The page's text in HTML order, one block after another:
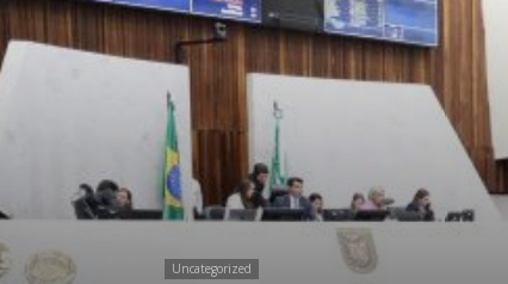
Uncategorized